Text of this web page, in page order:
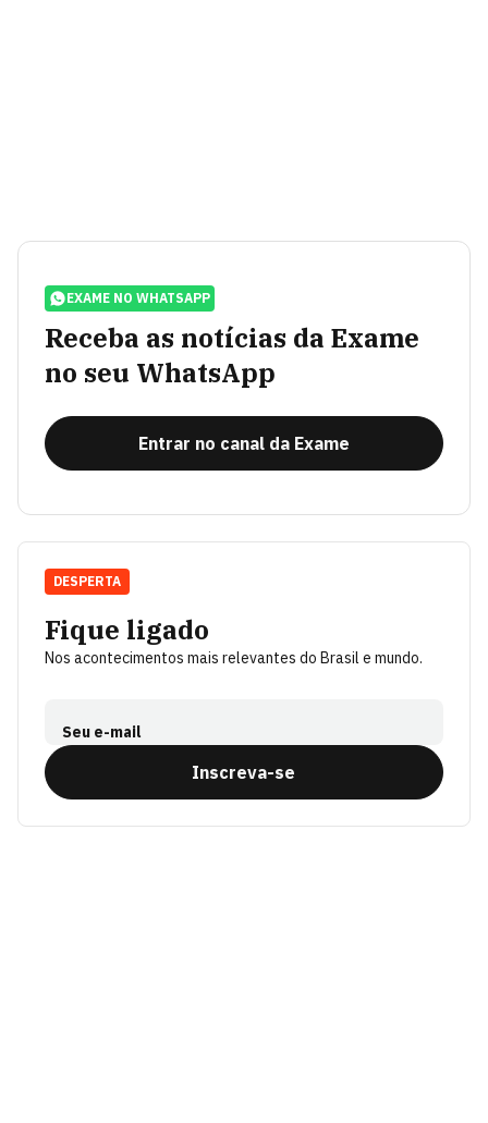
EXAME NO WHATSAPP
Receba as notícias da Exame
no seu WhatsApp
Entrar no canal da Exame
Fique ligado
Nos acontecimentos mais relevantes do Brasil e mundo.
Seu e-mail
Inscreva-se
DESPERTA